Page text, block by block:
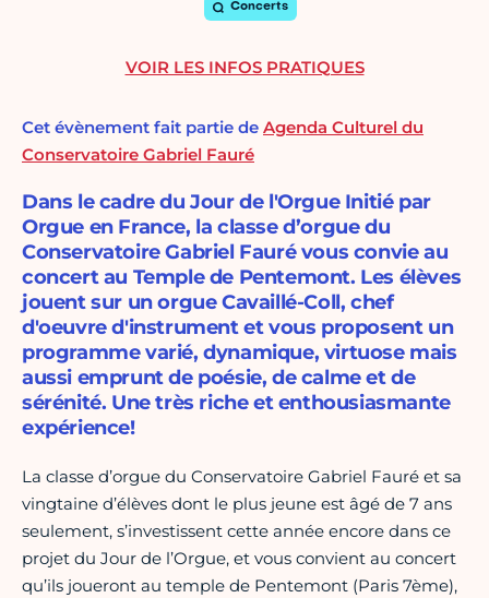
Concerts
Cet évènement fait partie de Agenda Culturel du
Conservatoire Gabriel Fauré
Dans le cadre du Jour de l'Orgue Initié par
Orgue en France, la classe d’orgue du
Conservatoire Gabriel Fauré vous convie au
concert au Temple de Pentemont. Les élèves
jouent sur un orgue Cavaillé-Coll, chef
d'oeuvre d'instrument et vous proposent un
programme varié, dynamique, virtuose mais
aussi emprunt de poésie, de calme et de
sérénité. Une très riche et enthousiasmante
expérience!
La classe d’orgue du Conservatoire Gabriel Fauré et sa
vingtaine d’élèves dont le plus jeune est âgé de 7 ans
seulement, s’investissent cette année encore dans ce
projet du Jour de l’Orgue, et vous convient au concert
qu’ils joueront au temple de Pentemont (Paris 7ème),
VOIR LES INFOS PRATIQUES